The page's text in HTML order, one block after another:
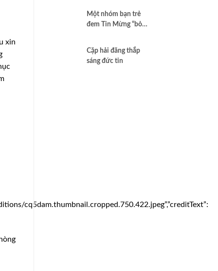
xin
cq5dam.thumbnail.cropped.750.422.jpeg”,”creditText”:
Một nhóm bạn trẻ
đem Tin Mừng “bỏ
Cặp hải đăng thắp
sáng đức tin